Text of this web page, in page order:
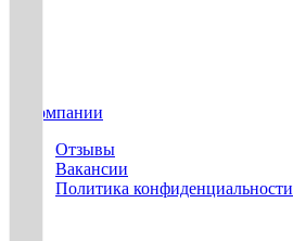
О компании
Отзывы
Вакансии
Политика конфиденциальности